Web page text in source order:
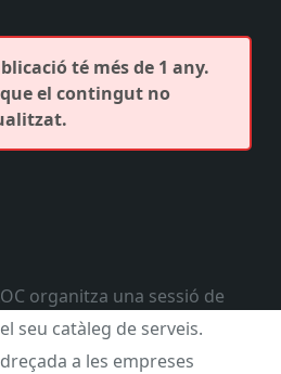
té més de 1 any.
que el contingut no
organitza una sessió de
seu catàleg de serveis.
a les empreses